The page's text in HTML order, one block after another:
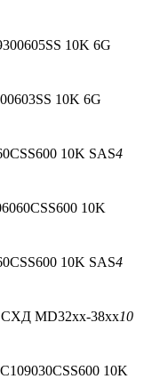
10K 6G
10K 6G
10K SAS4
10K
10K SAS4
СХД MD32xx-38xx10
10K